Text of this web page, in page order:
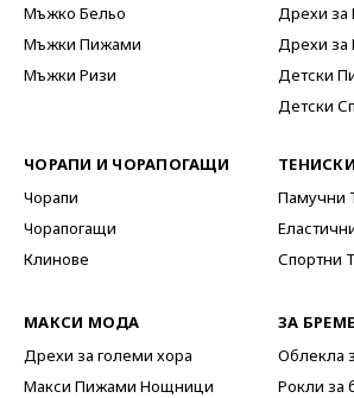
Мъжко Бельо
Мъжки Пижами
Мъжки Ризи
Дрехи за
Дрехи за
Детски
Детски
ЧОРАПИ И ЧОРАПОГАЩИ
Чорапи
Чорапогащи
Клинове
МАКСИ МОДА
Дрехи за големи хора
Макси Пижами Нощници
ТЕНИСКИ
Памучни
Спортни
ЗА
Облекла
Рокли за